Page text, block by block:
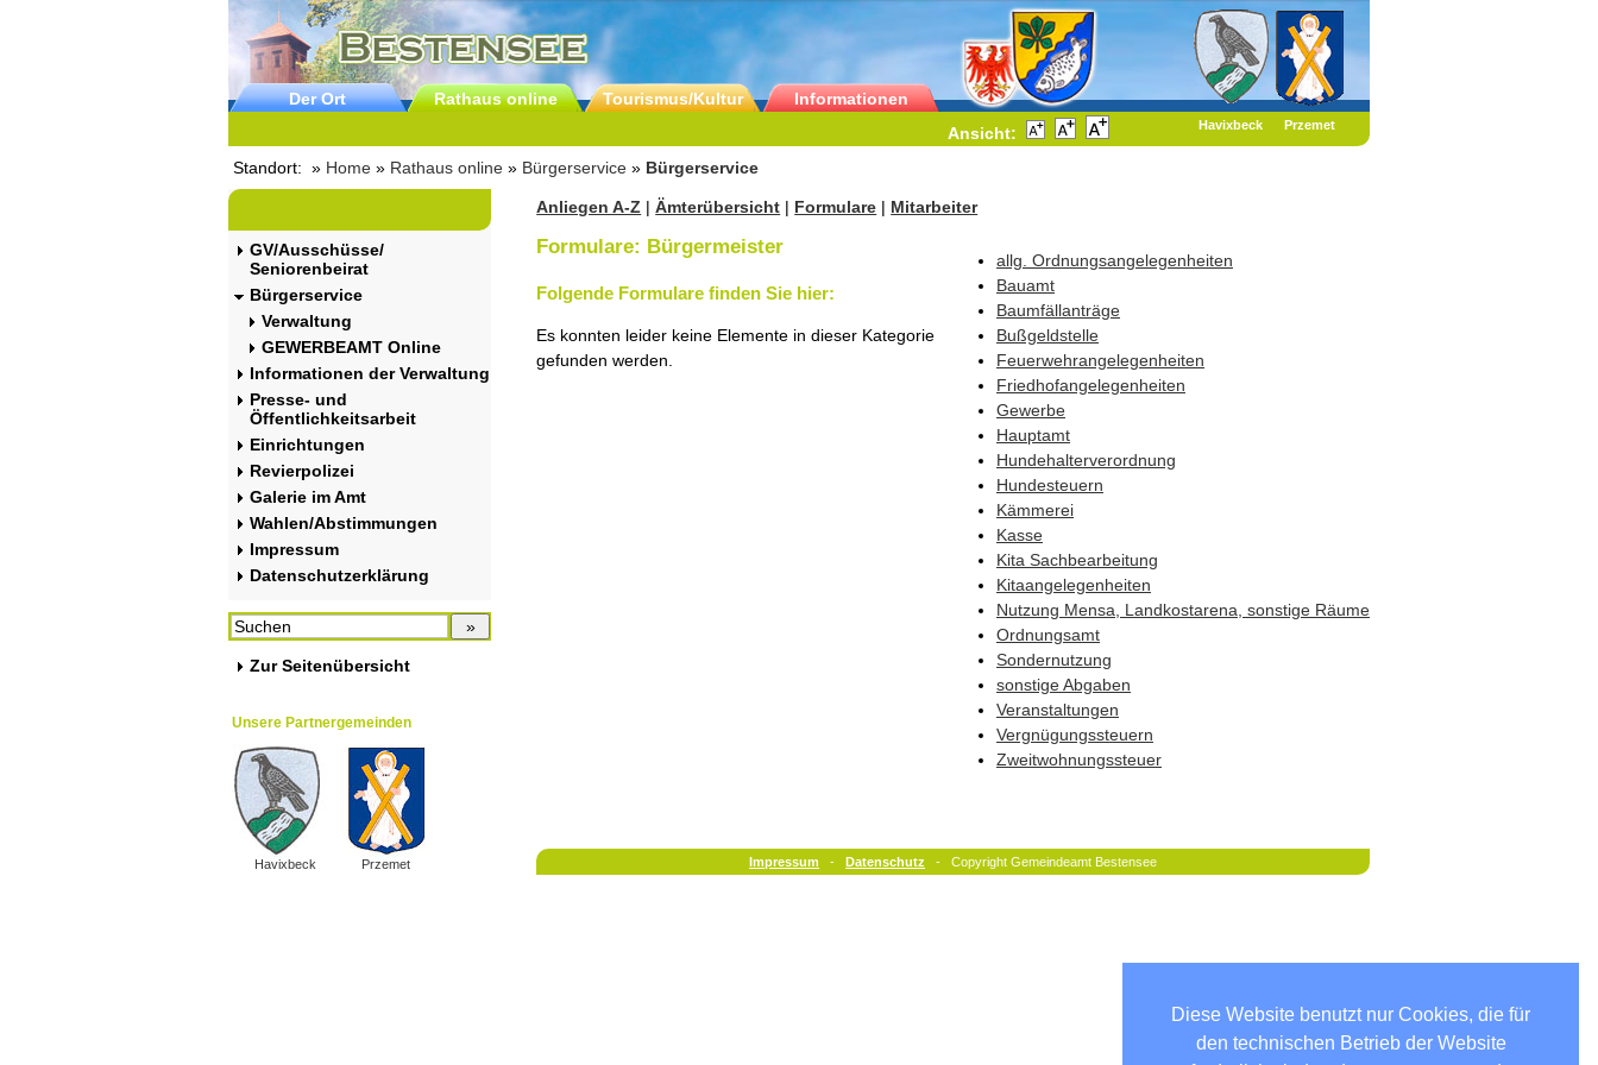
Diese Website benutzt nur Cookies, die für
den technischen Betrieb der Website
Havixbeck Przemet
Der Ort Rathaus online Tourismus/Kultur
Informationen
Ansicht:
Standort: » Home » Rathaus online » Bürgerservice » Bürgerservice
GV/Ausschüsse/
Seniorenbeirat
Bürgerservice
Verwaltung
GEWERBEAMT Online
Informationen der Verwaltung
Presse- und
Öffentlichkeitsarbeit
Einrichtungen
Revierpolizei
Galerie im Amt
Wahlen/Abstimmungen
Impressum
Datenschutzerklärung
Zur Seitenübersicht
Unsere Partnergemeinden
Havixbeck Przemet
Anliegen A-Z |Ämterübersicht | Formulare | Mitarbeiter
allg. Ordnungsangelegenheiten
Bauamt
Baumfällanträge
Bußgeldstelle
Feuerwehrangelegenheiten
Friedhofangelegenheiten
Gewerbe
Hauptamt
Hundehalterverordnung
Hundesteuern
Kämmerei
Kasse
Kita Sachbearbeitung
Kitaangelegenheiten
Nutzung Mensa, Landkostarena, sonstige Räume
Ordnungsamt
Sondernutzung
sonstige Abgaben
Veranstaltungen
Vergnügungssteuern
Zweitwohnungssteuer
Formulare: Bürgermeister
Folgende Formulare finden Sie hier:
Es konnten leider keine Elemente in dieser Kategorie
gefunden werden.
Impressum -Datenschutz - Copyright Gemeindeamt Bestensee